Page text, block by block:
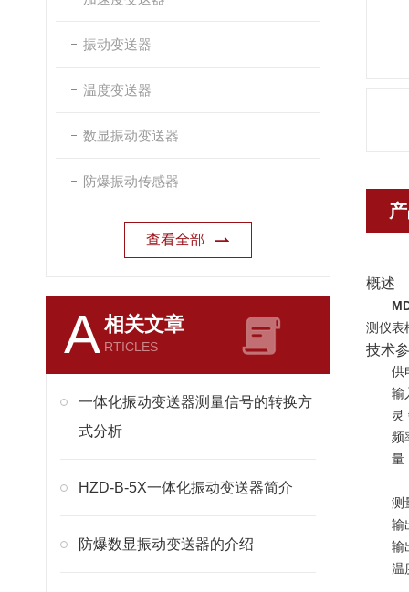
振动变送器
温度变送器
数显振动变送器
防爆振动传感器
查看全部
A相关文章
RTICLES
一体化振动变送器测量信号的转换方
式分析
HZD-B-5X一体化振动变送器简介
防爆数显振动变送器的介绍
概述
测仪表
技术
供
输
灵
频
量
测
输
输
温